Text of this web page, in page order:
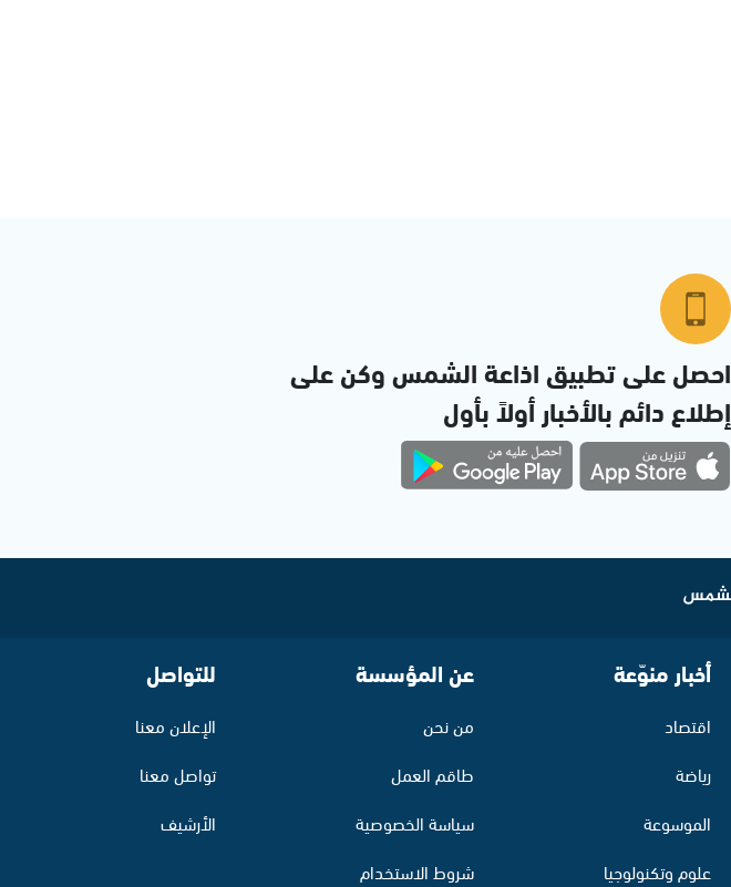
احصل على تطبيق اذاعة الشمس وكن على
إطلاع دائم بالأخبار أولاً بأول
أخبار منوّعة
اقتصاد
رياضة
الموسوعة
علوم وتكنولوجيا
عن المؤسسة
من نحن
طاقم العمل
سياسة الخصوصية
شروط الاستخدام
للتواصل
الإعلان معنا
تواصل معنا
الأرشيف